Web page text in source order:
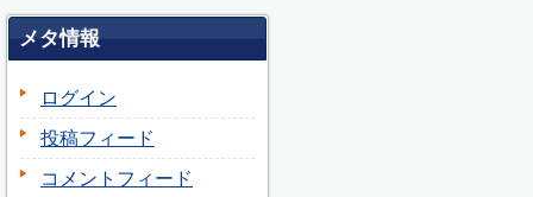
メタ情報
ログイン
投稿フィード
コメントフィード